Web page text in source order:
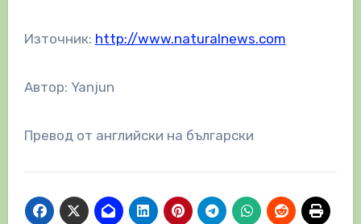
Източник: http://www.naturalnews.com
Автор: Yanjun
Превод от английски на български